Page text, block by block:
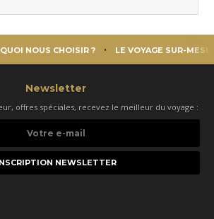
NOUS CHOISIR ? LE VOYAGE SUR-
Newsletter
offres spéciales, recevez le meilleur du voyage :